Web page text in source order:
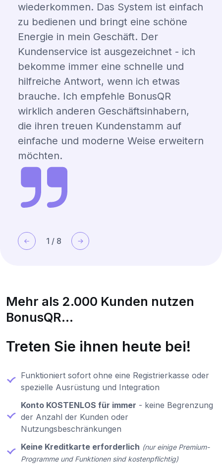
wiederkommen. Das System ist einfach
zu bedienen und bringt eine schöne
Energie in mein Geschäft. Der
Kundenservice ist ausgezeichnet - ich
bekomme immer eine schnelle und
hilfreiche Antwort, wenn ich etwas
brauche. Ich empfehle BonusQR
wirklich anderen Geschäftsinhabern,
die ihren treuen Kundenstamm auf
einfache und moderne Weise erweitern
möchten.
1 / 8
Mehr als 2.000 Kunden nutzen
BonusQR...
Treten Sie ihnen heute bei!
Funktioniert sofort ohne eine Registrierkasse oder
spezielle Ausrüstung und Integration
Konto KOSTENLOS für immer - keine Begrenzung
der Anzahl der Kunden oder
Nutzungsbeschränkungen
Keine Kreditkarte erforderlich (nur einige Premium-
Programme und Funktionen sind kostenpflichtig)